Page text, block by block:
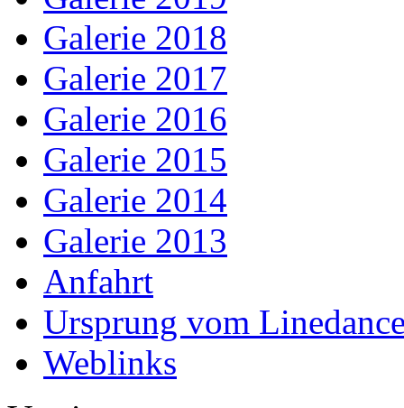
Galerie 2018
Galerie 2017
Galerie 2016
Galerie 2015
Galerie 2014
Galerie 2013
Anfahrt
Ursprung vom
Weblinks